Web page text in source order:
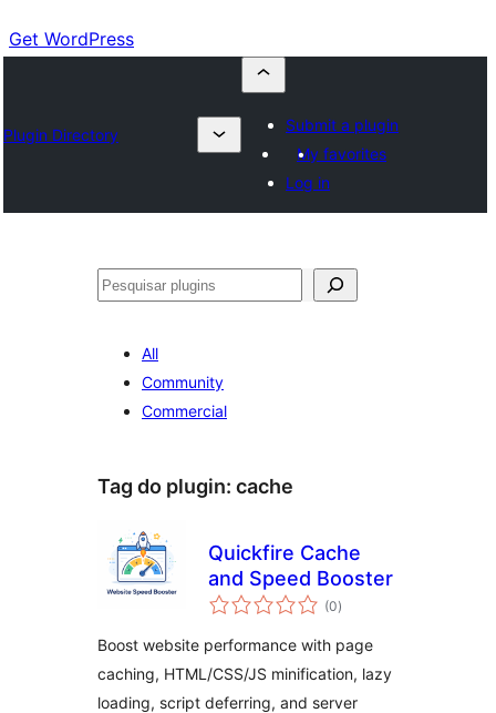
Get WordPress
Plugin Directory
Submit a plugin
My favorites
Log in
Pesquisar
All
Community
Commercial
Tag do plugin: cache
Quickfire Cache
and Speed Booster
(0avaliações
totais
)
Boost website performance with page
caching, HTML/CSS/JS minification, lazy
loading, script deferring, and server